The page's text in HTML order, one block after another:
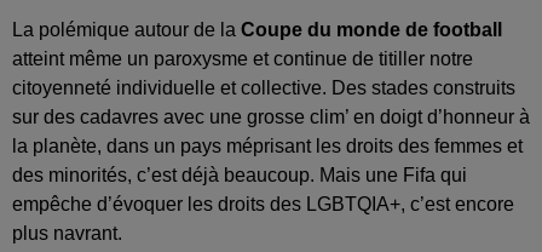
La polémique autour de la Coupe du monde de football
atteint même un paroxysme et continue de titiller notre
citoyenneté individuelle et collective. Des stades construits
sur des cadavres avec une grosse clim’ en doigt d’honneur à
la planète, dans un pays méprisant les droits des femmes et
des minorités, c’est déjà beaucoup. Mais une Fifa qui
empêche d’évoquer les droits des LGBTQIA+, c’est encore
plus navrant.